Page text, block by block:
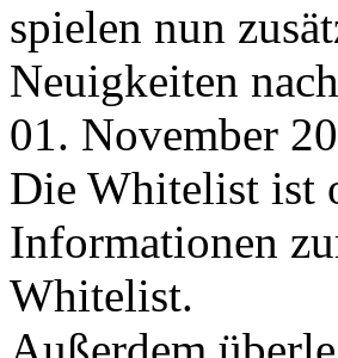
spielen nun
Neuigkeiten
01. November
Die Whitelist ist
Informationen
Whitelist.